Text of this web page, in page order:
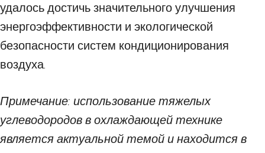
удалось достичь значительного улучшения
энергоэффективности и экологической
безопасности систем кондиционирования
воздуха.
Примечание: использование тяжелых
углеводородов в охлаждающей технике
является актуальной темой и находится в